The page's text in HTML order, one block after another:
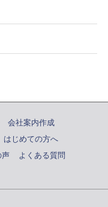
会社案内作成
はじめての方へ
声
よくある質問